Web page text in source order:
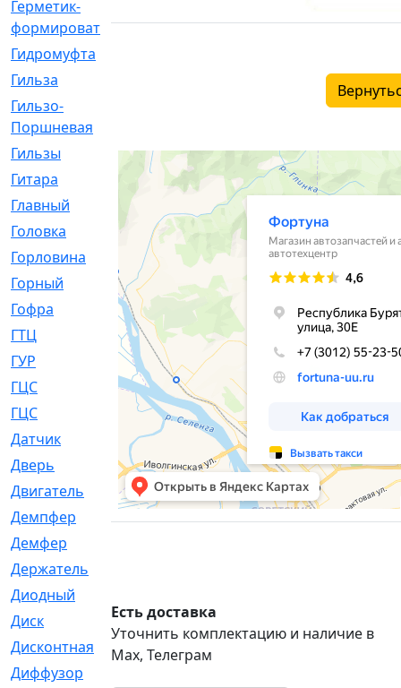
Герметик-
формирователь
Гидромуфта
Гильза
Гильзо-
Поршневая
Гильзы
[259]
Гитара
[7]
Главный
Головка
[28]
Горловина
[14]
Горный
[1]
Гофра
[86]
ГТЦ
[96]
ГУР
[34]
ГЦC
[6]
ГЦС
[74]
Датчик
[969]
Дверь
[249]
Двигатель
[64]
Демпфер
[2]
Демфер
Держатель
Диодный
Диск
[418]
Дисконтная
[1]
Диффузор
Есть доставка
Уточнить комплектацию и наличие в
Max, Телеграм